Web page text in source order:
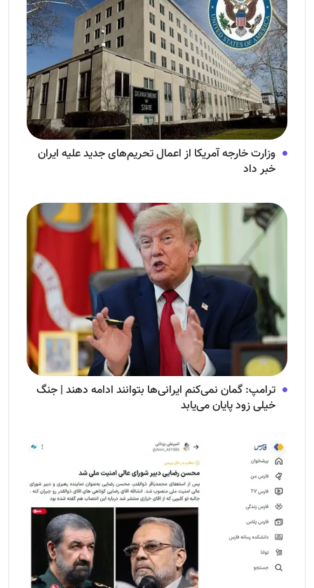
وزارت خارجه آمریکا از اعمال تحریم‌های جدید علیه ایران
خبر داد
ترامپ: گمان نمی‌کنم ایرانی‌ها بتوانند ادامه دهند | جنگ
خیلی زود پایان می‌یابد